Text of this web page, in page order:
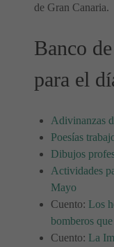
de Gran Canaria.
Banco
para el
Adivinanzas
Poesías
Dibujos
Actividades
Mayo
Cuento: Los
bomberos
Cuento: La